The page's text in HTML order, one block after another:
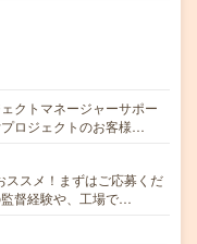
クトマネージャーサポー
ロジェクトのお客様…
ススメ！まずはご応募くだ
督経験や、工場で…